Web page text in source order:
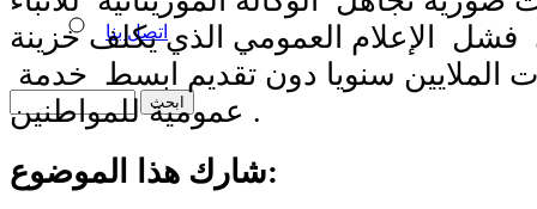
اتصل بنا
فشل الإعلام العمومي الذي يكلف خزينة
الملايين سنويا دون تقديم ابسط خدمة
عمومية للمواطنين .
شارك هذا الموضوع: